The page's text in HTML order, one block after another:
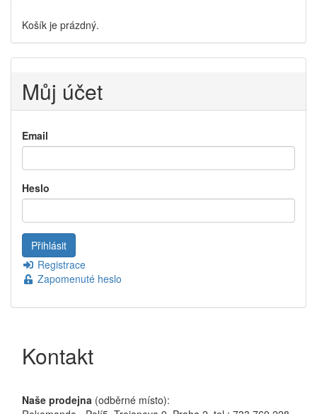
Košík je prázdný.
Můj účet
Email
Heslo
Registrace
Zapomenuté heslo
Kontakt
Naše prodejna (odběrné místo):